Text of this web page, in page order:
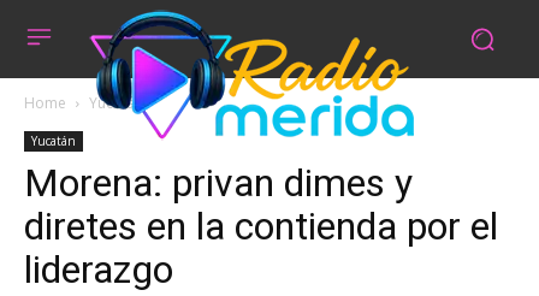
Home Yucatán
Yucatán
Morena: privan dimes y
diretes en la contienda por el
liderazgo